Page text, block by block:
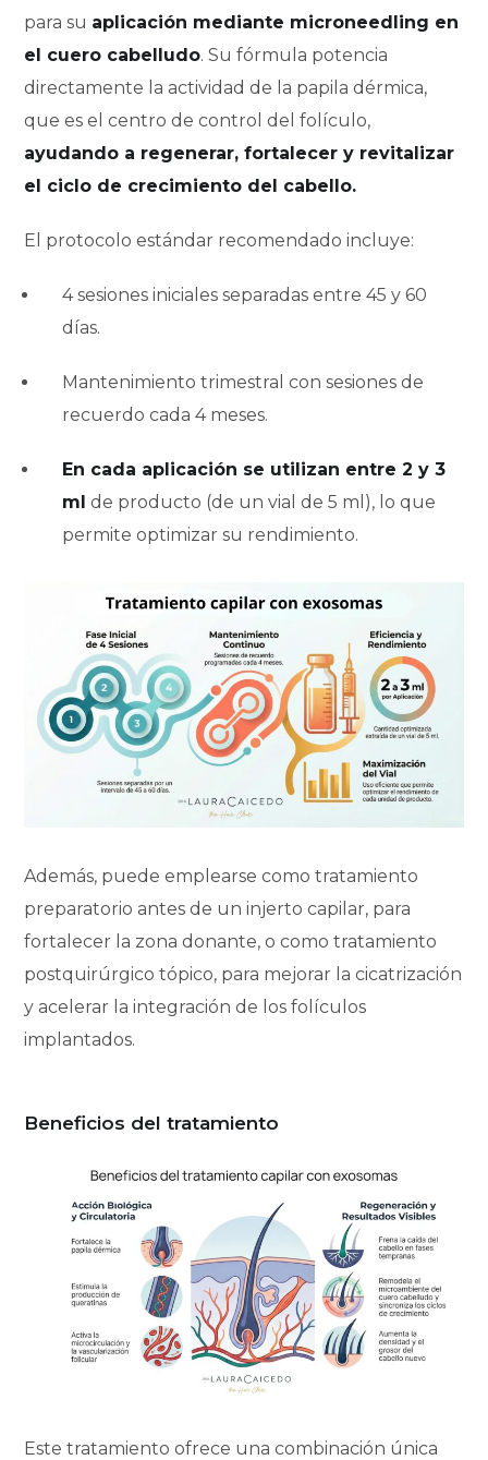
para su aplicación mediante microneedling en
el cuero cabelludo. Su fórmula potencia
directamente la actividad de la papila dérmica,
que es el centro de control del folículo,
ayudando a regenerar, fortalecer y revitalizar
el ciclo de crecimiento del cabello.
El protocolo estándar recomendado incluye:
4 sesiones iniciales separadas entre 45 y 60
días.
Mantenimiento trimestral con sesiones de
recuerdo cada 4 meses.
En cada aplicación se utilizan entre 2 y 3
ml de producto (de un vial de 5 ml), lo que
permite optimizar su rendimiento.
Además, puede emplearse como tratamiento
preparatorio antes de un injerto capilar, para
fortalecer la zona donante, o comotratamiento
postquirúrgico tópico, para mejorar la cicatrización
y acelerar la integración de los folículos
implantados.
Beneficios del tratamiento
Este tratamiento ofrece una combinación única